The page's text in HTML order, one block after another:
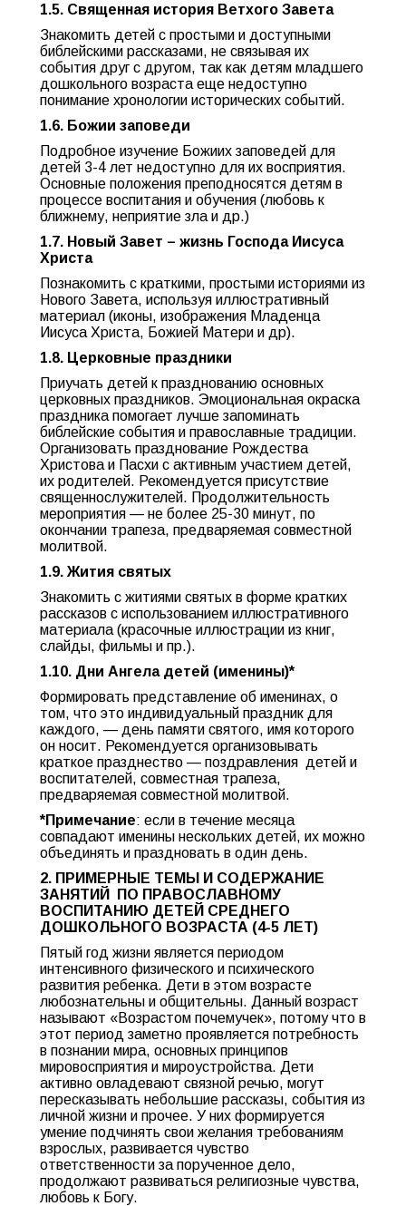
1.5. Священная история Ветхого Завета
Знакомить детей с простыми и доступными
библейскими рассказами, не связывая их
события друг с другом, так как детям младшего
дошкольного возраста еще недоступно
понимание хронологии исторических событий.
1.6. Божии заповеди
Подробное изучение Божиих заповедей для
детей 3-4 лет недоступно для их восприятия.
Основные положения преподносятся детям в
процессе воспитания и обучения (любовь к
ближнему, неприятие зла и др.)
1.7. Новый Завет – жизнь Господа Иисуса
Христа
Познакомить с краткими, простыми историями из
Нового Завета, используя иллюстративный
материал (иконы, изображения Младенца
Иисуса Христа, Божией Матери и др).
1.8. Церковные праздники
Приучать детей к празднованию основных
церковных праздников. Эмоциональная окраска
праздника помогает лучше запоминать
библейские события и православные традиции.
Организовать празднование Рождества
Христова и Пасхи с активным участием детей,
их родителей. Рекомендуется присутствие
священнослужителей. Продолжительность
мероприятия — не более 25-30 минут, по
окончании трапеза, предваряемая совместной
молитвой.
1.9. Жития святых
Знакомить с житиями святых в форме кратких
рассказов с использованием иллюстративного
материала (красочные иллюстрации из книг,
слайды, фильмы и пр.).
1.10. Дни Ангела детей (именины)*
Формировать представление об именинах, о
том, что это индивидуальный праздник для
каждого, — день памяти святого, имя которого
он носит. Рекомендуется организовывать
краткое празднество — поздравления детей и
воспитателей, совместная трапеза,
предваряемая совместной молитвой.
*Примечание: если в течение месяца
совпадают именины нескольких детей, их можно
объединять и праздновать в один день.
2. ПРИМЕРНЫЕ ТЕМЫ И СОДЕРЖАНИЕ
ЗАНЯТИЙ ПО ПРАВОСЛАВНОМУ
ВОСПИТАНИЮ ДЕТЕЙ СРЕДНЕГО
ДОШКОЛЬНОГО ВОЗРАСТА (4-5 ЛЕТ)
Пятый год жизни является периодом
интенсивного физического и психического
развития ребенка. Дети в этом возрасте
любознательны и общительны. Данный возраст
называют «Возрастом почемучек», потому что в
этот период заметно проявляется потребность
в познании мира, основных принципов
мировосприятия и мироустройства. Дети
активно овладевают связной речью, могут
пересказывать небольшие рассказы, события из
личной жизни и прочее. У них формируется
умение подчинять свои желания требованиям
взрослых, развивается чувство
ответственности за порученное дело,
продолжают развиваться религиозные чувства,
любовь к Богу.